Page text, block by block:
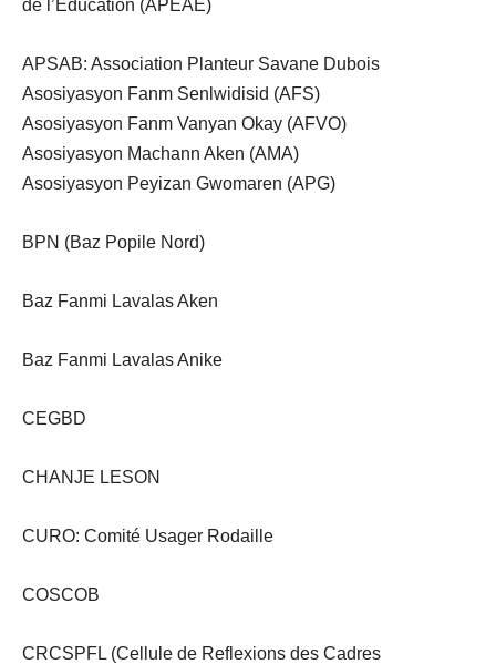
de l’Education (APEAE)
APSAB: Association Planteur Savane Dubois
Asosiyasyon Fanm Senlwidisid (AFS)
Asosiyasyon Fanm Vanyan Okay (AFVO)
Asosiyasyon Machann Aken (AMA)
Asosiyasyon Peyizan Gwomaren (APG)
BPN (Baz Popile Nord)
Baz Fanmi Lavalas Aken
Baz Fanmi Lavalas Anike
CEGBD
CHANJE LESON
CURO: Comité Usager Rodaille
COSCOB
CRCSPFL (Cellule de Reflexions des Cadres